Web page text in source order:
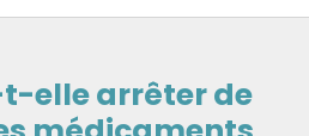
elle arrêter de